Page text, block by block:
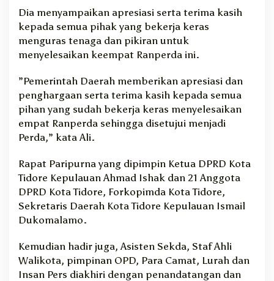
Dia menyampaikan apresiasi serta terima kasih
kepada semua pihak yang bekerja keras
menguras tenaga dan pikiran untuk
menyelesaikan keempat Ranperda ini.
”Pemerintah Daerah memberikan apresiasi dan
penghargaan serta terima kasih kepada semua
pihan yang sudah bekerja keras menyelesaikan
empat Ranperda sehingga disetujui menjadi
Perda,” kata Ali.
Rapat Paripurna yang dipimpin Ketua DPRD Kota
Tidore Kepulauan Ahmad Ishak dan 21 Anggota
DPRD Kota Tidore, Forkopimda Kota Tidore,
Sekretaris Daerah Kota Tidore Kepulauan Ismail
Dukomalamo.
Kemudian hadir juga, Asisten Sekda, Staf Ahli
Walikota, pimpinan OPD, Para Camat, Lurah dan
Insan Pers diakhiri dengan penandatangan dan